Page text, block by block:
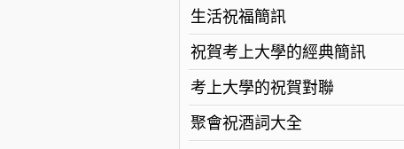
生活祝福簡訊
祝賀考上大學的經典簡訊
考上大學的祝賀對聯
聚會祝酒詞大全